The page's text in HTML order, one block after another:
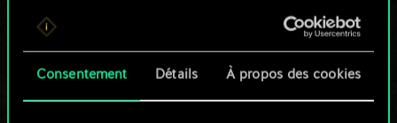
Consentement Détails À propos des cookies
Pour l'instant, ce
n'est qu'un jeu de
cartes partagé.